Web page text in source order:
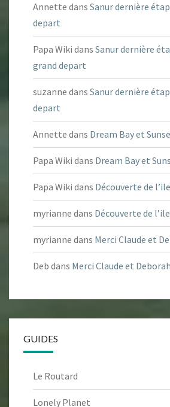
Annette dans Sanur dernière
depart
Papa Wiki dans Sanur dernière
grand depart
suzanne dans Sanur dernière
depart
Annette dans Dream Bay et
Papa Wiki dans Dream Bay et
Papa Wiki dans Découverte de l’ile
myrianne dans Découverte de l’ile
myrianne dans Merci Claude et
Deb dans Merci Claude et Deborah
GUIDES
Le Routard
Lonely Planet